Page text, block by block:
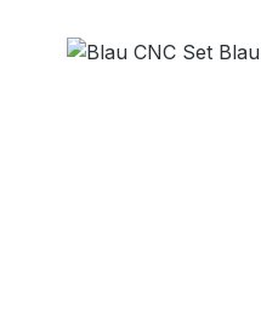
Bildergalerie überspringen